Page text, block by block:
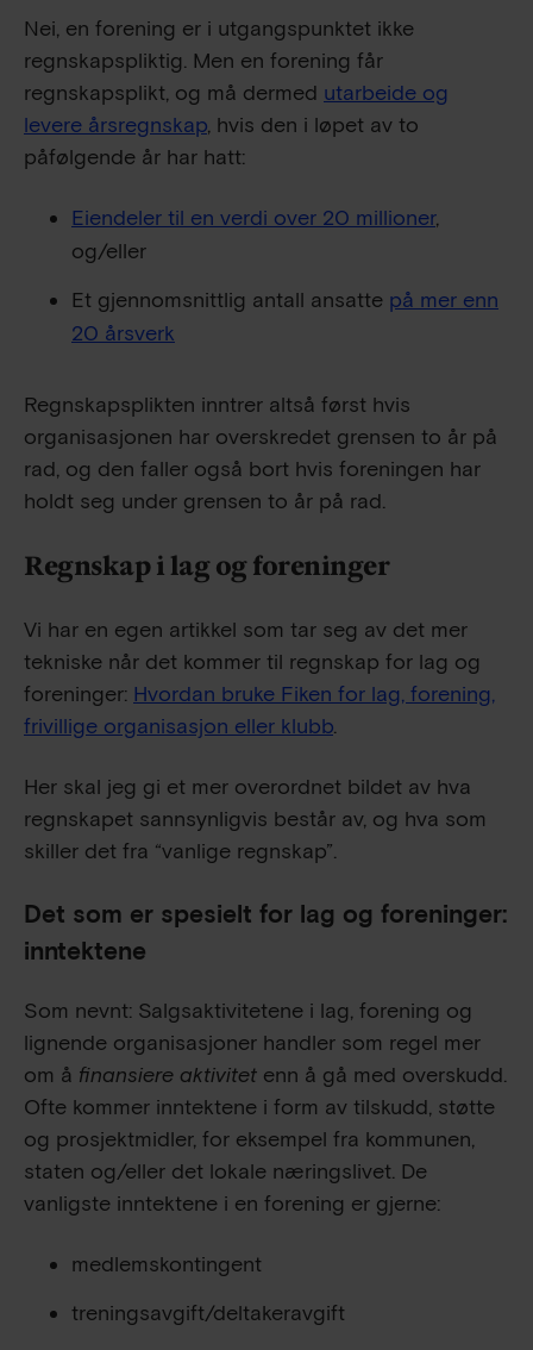
Nei, en forening er i utgangspunktet ikke
regnskapspliktig. Men en forening får
regnskapsplikt, og må dermed utarbeide og
levere årsregnskap, hvis den i løpet av to
påfølgende år har hatt:
Eiendeler til en verdi over 20 millioner,
og/eller
Et gjennomsnittlig antall ansatte på mer enn
20 årsverk
Regnskapsplikten inntrer altså først hvis
organisasjonen har overskredet grensen to år på
rad, og den faller også bort hvis foreningen har
holdt seg under grensen to år på rad.
Regnskap i lag og foreninger
Vi har en egen artikkel som tar seg av det mer
tekniske når det kommer til regnskap for lag og
foreninger: Hvordan bruke Fiken for lag, forening,
frivillige organisasjon eller klubb.
Her skal jeg gi et mer overordnet bildet av hva
regnskapet sannsynligvis består av, og hva som
skiller det fra “vanlige regnskap”.
Det som er spesielt for lag og foreninger:
inntektene
Som nevnt: Salgsaktivitetene i lag, forening og
lignende organisasjoner handler som regel mer
om å finansiere aktivitet enn å gå med overskudd.
Ofte kommer inntektene i form av tilskudd, støtte
og prosjektmidler, for eksempel fra kommunen,
staten og/eller det lokale næringslivet. De
vanligste inntektene i en forening er gjerne:
medlemskontingent
treningsavgift/deltakeravgift